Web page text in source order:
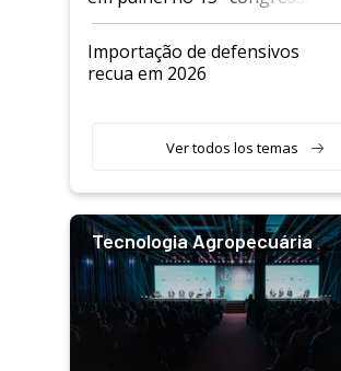
Andav
Importação de defensivos
recua em 2026
Ver todos los temas
Tecnologia Agropecuária